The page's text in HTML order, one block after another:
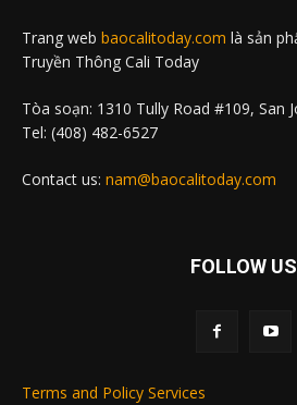
Trang web baocalitoday.com là sản
Truyền Thông Cali Today
Tòa soạn: 1310 Tully Road #109, San
Tel: (408) 482-6527
Contact us: nam@baocalitoday.com
FOLLOW US
Terms and Policy Services